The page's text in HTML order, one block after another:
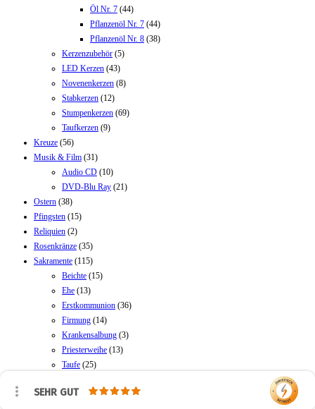
Öl Nr. 7 (44)
Pflanzenöl Nr. 7 (44)
Pflanzenöl Nr. 8 (38)
Kerzenzubehör (5)
LED Kerzen (43)
Novenenkerzen (8)
Stabkerzen (12)
Stumpenkerzen (69)
Taufkerzen (9)
Kreuze (56)
Musik & Film (31)
Audio CD (10)
DVD-Blu Ray (21)
Ostern (38)
Pfingsten (15)
Reliquien (2)
Rosenkränze (35)
Sakramente (115)
Beichte (15)
Ehe (13)
Erstkommunion (36)
Firmung (14)
Krankensalbung (3)
Priesterweihe (13)
Taufe (25)
Schmuck (23)
SEHR GUT